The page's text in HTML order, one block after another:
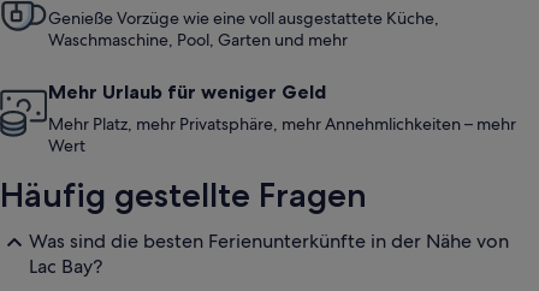
Genieße Vorzüge wie eine voll ausgestattete Küche,
Waschmaschine, Pool, Garten und mehr
Mehr Urlaub für weniger Geld
Mehr Platz, mehr Privatsphäre, mehr Annehmlichkeiten – mehr
Wert
Häufig gestellte Fragen
Was sind die besten Ferienunterkünfte in der Nähe von
Lac Bay?